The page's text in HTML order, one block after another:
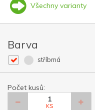
Všechny varianty
Barva
stříbrná
Počet kusů:
KS